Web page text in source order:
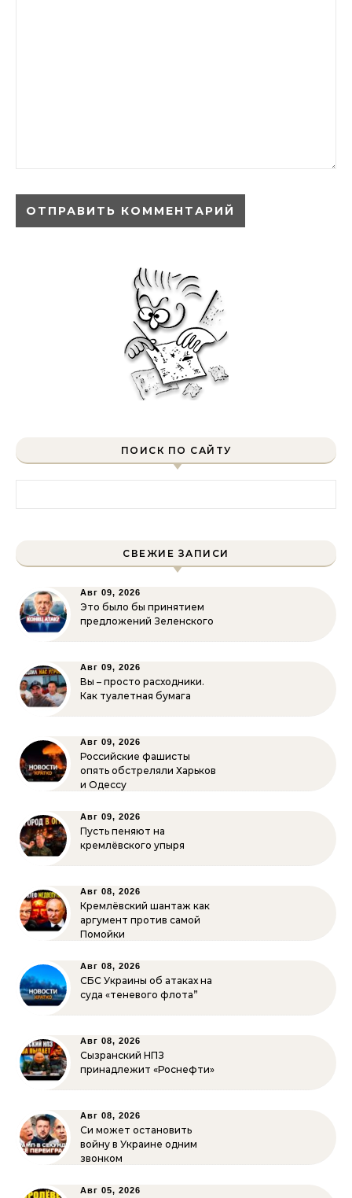
ПОИСК ПО САЙТУ
СВЕЖИЕ ЗАПИСИ
Авг 09, 2026
Это было бы принятием
предложений Зеленского
Авг 09, 2026
Вы – просто расходники.
Как туалетная бумага
Авг 09, 2026
Российские фашисты
опять обстреляли Харьков
и Одессу
Авг 09, 2026
Пусть пеняют на
кремлёвского упыря
Авг 08, 2026
Кремлёвский шантаж как
аргумент против самой
Помойки
Авг 08, 2026
СБС Украины об атаках на
суда «теневого флота”
Авг 08, 2026
Сызранский НПЗ
принадлежит «Роснефти»
Авг 08, 2026
Си может остановить
войну в Украине одним
звонком
Авг 05, 2026